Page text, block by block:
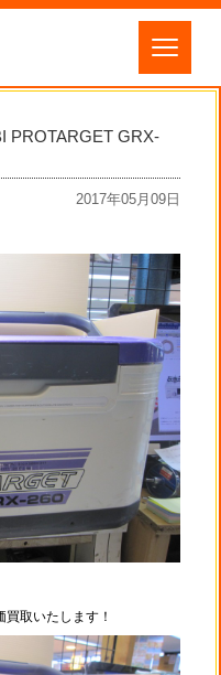
PROTARGET GRX-
2017年05月09日
取いたします！